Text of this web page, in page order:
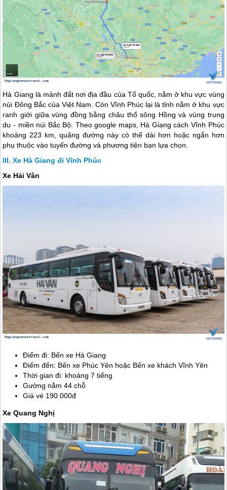
Hà Giang là mảnh đất nơi địa đầu của Tổ quốc, nằm ở khu vực vùng
núi Đông Bắc của Việt Nam. Còn Vĩnh Phúc lại là tỉnh nằm ở khu vực
ranh giới giữa vùng đồng bằng châu thổ sông Hồng và vùng trung
du - miền núi Bắc Bộ. Theo google maps, Hà Giang cách Vĩnh Phúc
khoảng 223 km, quãng đường này có thể dài hơn hoặc ngắn hơn
phụ thuộc vào tuyến đường và phương tiện bạn lựa chọn.
Xe Hà Giang đi Vĩnh Phúc
Xe Hải Vân
Điểm đi: Bến xe Hà Giang
Điểm đến: Bến xe Phúc Yên hoặc Bến xe khách Vĩnh Yên
Thời gian đi: khoảng 7 tiếng
Gường nằm 44 chỗ
Giá vé 190.000đ
Xe Quang Nghị